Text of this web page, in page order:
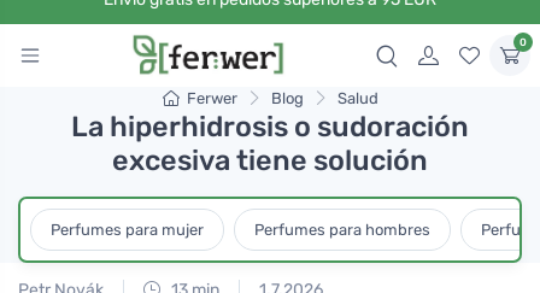
0
Ferwer Blog Salud
La hiperhidrosis o sudoración
excesiva tiene solución
Perfumes para mujer Perfumes para hombres